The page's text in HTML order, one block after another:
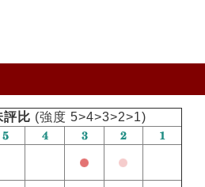
評比 (強度 5>4>3>2>1)